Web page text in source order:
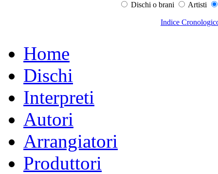
Dischi o brani Artisti
Indice
Home
Dischi
Interpreti
Autori
Arrangiatori
Produttori